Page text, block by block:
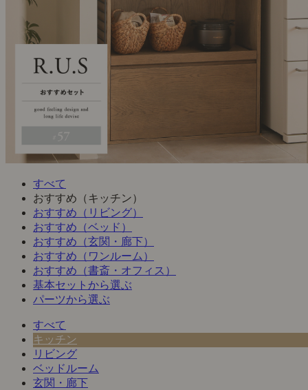
すべて
おすすめ（キッチン）
おすすめ（リビング）
おすすめ（ベッド）
おすすめ（玄関・廊下）
おすすめ（ワンルーム）
おすすめ（書斎・オフィス）
基本セットから選ぶ
パーツから選ぶ
すべて
キッチン
リビング
ベッドルーム
玄関・廊下